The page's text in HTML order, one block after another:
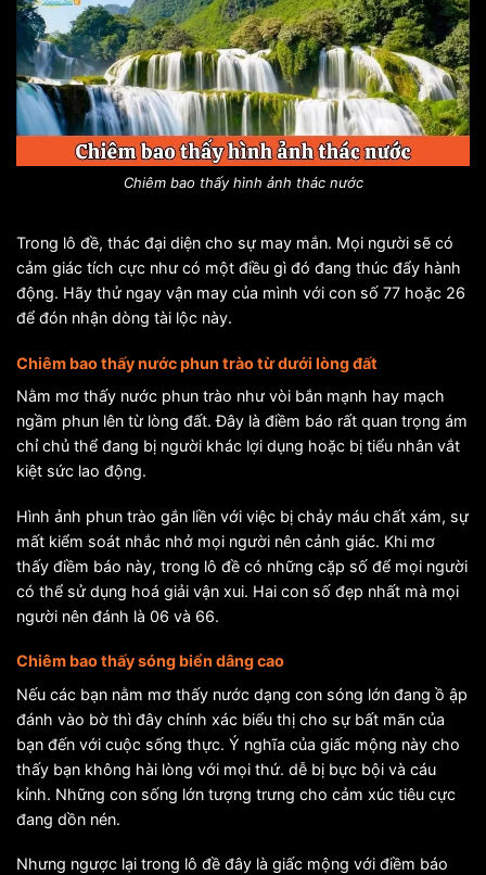
Chiêm bao thấy hình ảnh thác nước
Trong lô đề, thác đại diện cho sự may mắn. Mọi người sẽ có
cảm giác tích cực như có một điều gì đó đang thúc đẩy hành
động. Hãy thử ngay vận may của mình với con số 77 hoặc 26
để đón nhận dòng tài lộc này.
Chiêm bao thấy nước phun trào từ dưới lòng đất
Nằm mơ thấy nước phun trào như vòi bắn mạnh hay mạch
ngầm phun lên từ lòng đất. Đây là điềm báo rất quan trọng ám
chỉ chủ thể đang bị người khác lợi dụng hoặc bị tiểu nhân vắt
kiệt sức lao động.
Hình ảnh phun trào gắn liền với việc bị chảy máu chất xám, sự
mất kiểm soát nhắc nhở mọi người nên cảnh giác. Khi mơ
thấy điềm báo này, trong lô đề có những cặp số để mọi người
có thể sử dụng hoá giải vận xui. Hai con số đẹp nhất mà mọi
người nên đánh là 06 và 66.
Chiêm bao thấy sóng biển dâng cao
Nếu các bạn nằm mơ thấy nước dạng con sóng lớn đang ồ ập
đánh vào bờ thì đây chính xác biểu thị cho sự bất mãn của
bạn đến với cuộc sống thực. Ý nghĩa của giấc mộng này cho
thấy bạn không hài lòng với mọi thứ. dễ bị bực bội và cáu
kỉnh. Những con sống lớn tượng trưng cho cảm xúc tiêu cực
đang dồn nén.
Nhưng ngược lại trong lô đề đây là giấc mộng với điềm báo